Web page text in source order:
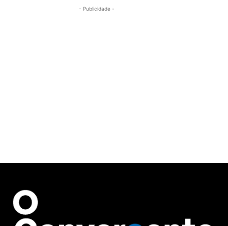
- Publicidade -